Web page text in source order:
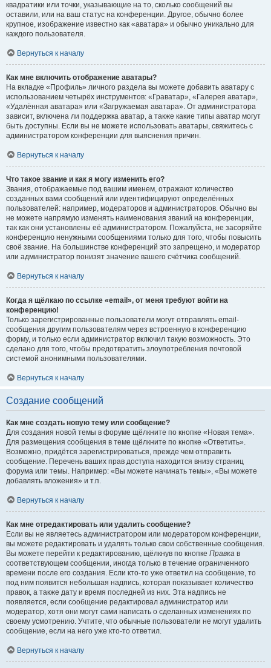
квадратики или точки, указывающие на то, сколько сообщений вы
оставили, или на ваш статус на конференции. Другое, обычно более
крупное, изображение известно как «аватара» и обычно уникально для
каждого пользователя.
Вернуться к началу
Как мне включить отображение аватары?
На вкладке «Профиль» личного раздела вы можете добавить аватару с
использованием четырёх инструментов: «Граватар», «Галерея аватар»,
«Удалённая аватара» или «Загружаемая аватара». От администратора
зависит, включена ли поддержка аватар, а также какие типы аватар могут
быть доступны. Если вы не можете использовать аватары, свяжитесь с
администратором конференции для выяснения причин.
Вернуться к началу
Что такое звание и как я могу изменить его?
Звания, отображаемые под вашим именем, отражают количество
созданных вами сообщений или идентифицируют определённых
пользователей: например, модераторов и администраторов. Обычно вы
не можете напрямую изменять наименования званий на конференции,
так как они установлены её администратором. Пожалуйста, не засоряйте
конференцию ненужными сообщениями только для того, чтобы повысить
своё звание. На большинстве конференций это запрещено, и модератор
или администратор понизят значение вашего счётчика сообщений.
Вернуться к началу
Когда я щёлкаю по ссылке «email», от меня требуют войти на
конференцию!
Только зарегистрированные пользователи могут отправлять email-
сообщения другим пользователям через встроенную в конференцию
форму, и только если администратор включил такую возможность. Это
сделано для того, чтобы предотвратить злоупотребления почтовой
системой анонимными пользователями.
Вернуться к началу
Создание сообщений
Как мне создать новую тему или сообщение?
Для создания новой темы в форуме щёлкните по кнопке «Новая тема».
Для размещения сообщения в теме щёлкните по кнопке «Ответить».
Возможно, придётся зарегистрироваться, прежде чем отправить
сообщение. Перечень ваших прав доступа находится внизу страниц
форума или темы. Например: «Вы можете начинать темы», «Вы можете
добавлять вложения» и т.п.
Вернуться к началу
Как мне отредактировать или удалить сообщение?
Если вы не являетесь администратором или модератором конференции,
вы можете редактировать и удалять только свои собственные сообщения.
Вы можете перейти к редактированию, щёлкнув по кнопке Правка в
соответствующем сообщении, иногда только в течение ограниченного
времени после его создания. Если кто-то уже ответил на сообщение, то
под ним появится небольшая надпись, которая показывает количество
правок, а также дату и время последней из них. Эта надпись не
появляется, если сообщение редактировал администратор или
модератор, хотя они могут сами написать о сделанных изменениях по
своему усмотрению. Учтите, что обычные пользователи не могут удалить
сообщение, если на него уже кто-то ответил.
Вернуться к началу